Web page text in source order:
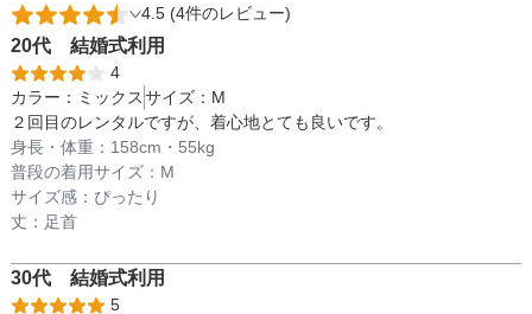
備考
素材
仕様
インナー
4.5 (4件のレビュー)
20代 結婚式利用
4
カラー： ミックスサイズ： M
２回目のレンタルですが、着心地とても良いです。
身長・体重： 158cm・ 55kg
普段の着用サイズ： M
サイズ感： ぴったり
丈： 足首
30代 結婚式利用
5